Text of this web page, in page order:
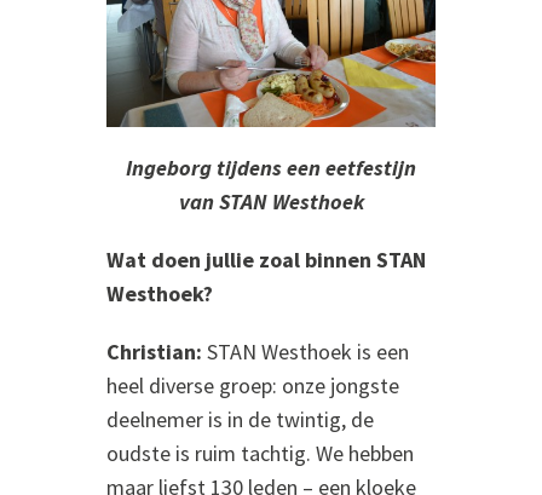
Ingeborg tijdens een eetfestijn
van STAN Westhoek
Wat doen jullie zoal binnen STAN
Westhoek?
Christian: STAN Westhoek is een
heel diverse groep: onze jongste
deelnemer is in de twintig, de
oudste is ruim tachtig. We hebben
maar liefst 130 leden – een kloeke